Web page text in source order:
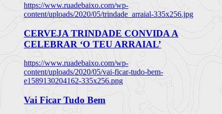
https://www.ruadebaixo.com/wp-
content/uploads/2020/05/trindade_arraial-335x256.jpg
CERVEJA TRINDADE CONVIDA A
CELEBRAR ‘O TEU ARRAIAL’
https://www.ruadebaixo.com/wp-
content/uploads/2020/05/vai-ficar-tudo-bem-
e1589130204162-335x256.png
Vai Ficar Tudo Bem